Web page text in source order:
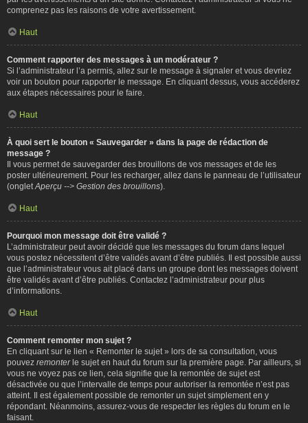
comprenez pas les raisons de votre avertissement.
Haut
Comment rapporter des messages à un modérateur ?
Si l’administrateur l’a permis, allez sur le message à signaler et vous devriez
voir un bouton pour rapporter le message. En cliquant dessus, vous accéderez
aux étapes nécessaires pour le faire.
Haut
À quoi sert le bouton « Sauvegarder » dans la page de rédaction de
message ?
Il vous permet de sauvegarder des brouillons de vos messages et de les
poster ultérieurement. Pour les recharger, allez dans le panneau de l’utilisateur
(onglet Aperçu --> Gestion des brouillons).
Haut
Pourquoi mon message doit être validé ?
L’administrateur peut avoir décidé que les messages du forum dans lequel
vous postez nécessitent d’être validés avant d’être publiés. Il est possible aussi
que l’administrateur vous ait placé dans un groupe dont les messages doivent
être validés avant d’être publiés. Contactez l’administrateur pour plus
d’informations.
Haut
Comment remonter mon sujet ?
En cliquant sur le lien « Remonter le sujet » lors de sa consultation, vous
pouvez remonterle sujet en haut du forum sur la première page. Par ailleurs, si
vous ne voyez pas ce lien, cela signifie que la remontée de sujet est
désactivée ou que l’intervalle de temps pour autoriser la remontée n’est pas
atteint. Il est également possible de remonter un sujet simplement en y
répondant. Néanmoins, assurez-vous de respecter les règles du forum en le
faisant.